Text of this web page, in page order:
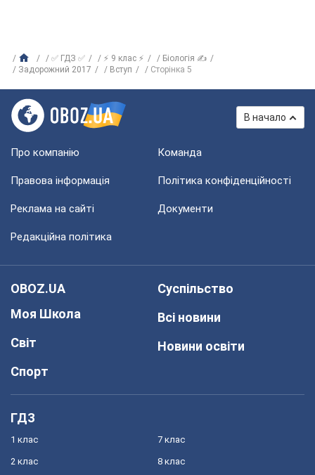
✅ ГДЗ ✅ ⚡ 9 клас ⚡
Біологія ✍
Задорожний 2017
Вступ Сторінка 5
В начало
Про компанію Команда
Правова інформація Політика конфіденційності
Реклама на сайті Документи
Редакційна політика
OBOZ.UA
Моя Школа
Світ
Спорт
Суспільство
Всі новини
Новини освіти
ГДЗ
1 клас
2 клас
7 клас
8 клас